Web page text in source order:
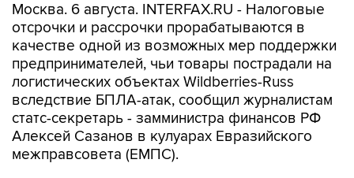
Москва. 6 августа. INTERFAX.RU - Налоговые
отсрочки и рассрочки прорабатываются в
качестве одной из возможных мер поддержки
предпринимателей, чьи товары пострадали на
логистических объектах Wildberries-Russ
вследствие БПЛА-атак, сообщил журналистам
статс-секретарь - замминистра финансов РФ
Алексей Сазанов в кулуарах Евразийского
межправсовета (ЕМПС).